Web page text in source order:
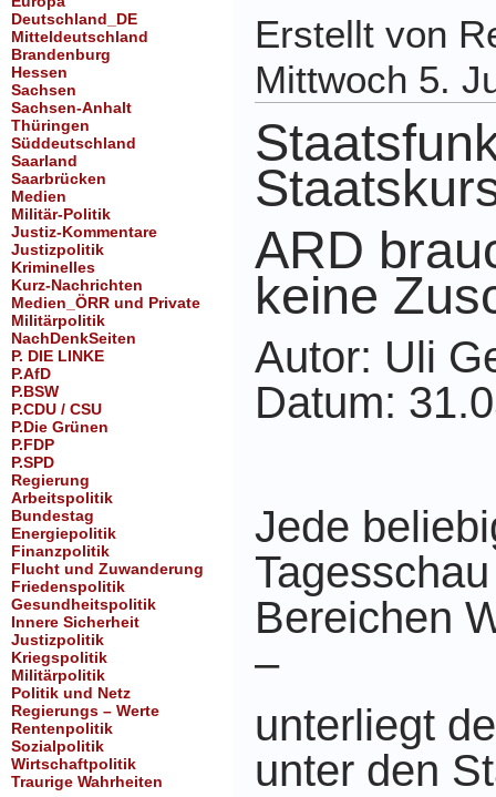
Deutschland_DE
Mitteldeutschland
Brandenburg
Hessen
Sachsen
Sachsen-Anhalt
Thüringen
Süddeutschland
Saarland
Saarbrücken
Medien
Militär-Politik
Justiz-Kommentare
Justizpolitik
Kriminelles
Kurz-Nachrichten
Medien_ÖRR und Private
Militärpolitik
NachDenkSeiten
P. DIE LINKE
P.AfD
P.BSW
P.CDU / CSU
P.Die Grünen
P.FDP
P.SPD
Regierung
Arbeitspolitik
Bundestag
Energiepolitik
Finanzpolitik
Flucht und Zuwanderung
Friedenspolitik
Gesundheitspolitik
Innere Sicherheit
Justizpolitik
Kriegspolitik
Militärpolitik
Politik und Netz
Regierungs – Werte
Rentenpolitik
Sozialpolitik
Wirtschaftpolitik
Traurige Wahrheiten
Erstellt von
Mittwoch 5.
ARD
keine
Autor: Uli
Datum:
Jede
Bereichen
–
unterliegt
unter den